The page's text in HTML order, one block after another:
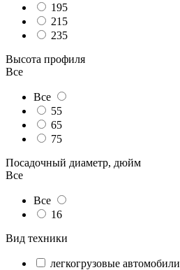
195
215
235
Высота профиля
Все
Все
55
65
75
Посадочный диаметр, дюйм
Все
Все
16
Вид техники
легкогрузовые автомобили